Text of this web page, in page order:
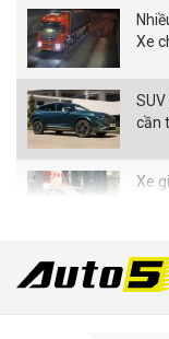
Xe
cần
Xe
Bán
mại